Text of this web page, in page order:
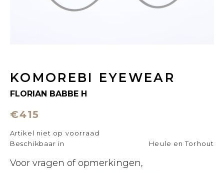
KOMOREBI EYEWEAR
FLORIAN BABBE H
€415
Artikel niet op voorraad
Beschikbaar in
Heule en Torhout
Voor vragen of opmerkingen,